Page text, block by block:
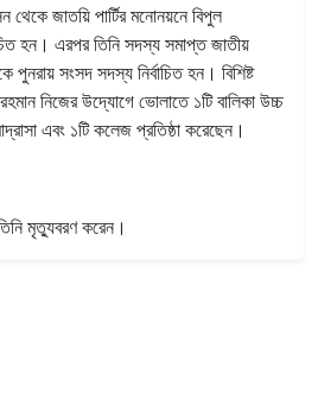
জাতয়ি পার্টির মনোনয়নে বিপুল
হন। এরপর তিনি সদস্য সমাপ্ত জাতীয়
সংসদ সদস্য নির্বাচিত হন। বিশিষ্ট
নিজের উদ্যোগে ভোলাতে ১টি বালিকা উচ্চ
এবং ১টি কলেজ প্রতিষ্ঠা করেছেন।
মৃত্যুবরণ করেন।